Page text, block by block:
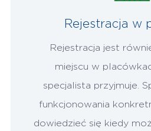
Rejestracja w
Rejestracja jest
miejscu w
specjalista przyjmuje.
funkcjonowania
dowiedzieć się kiedy